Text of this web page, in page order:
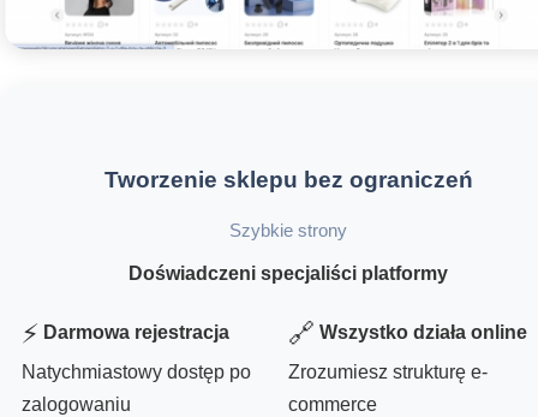
Tworzenie sklepu bez ograniczeń
Szybkie strony
Doświadczeni specjaliści platformy
⚡ Darmowa rejestracja
Natychmiastowy dostęp po
zalogowaniu
🔗 Wszystko działa online
Zrozumiesz strukturę e-
commerce